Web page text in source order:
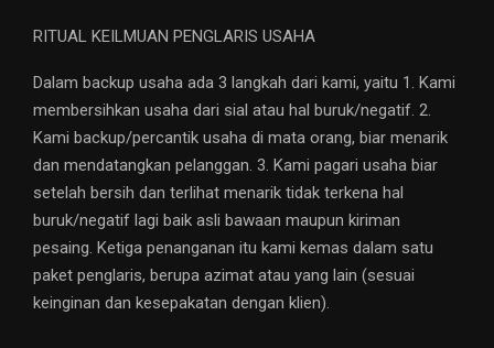
RITUAL KEILMUAN PENGLARIS USAHA
Dalam backup usaha ada 3 langkah dari kami, yaitu 1. Kami
membersihkan usaha dari sial atau hal buruk/negatif. 2.
Kami backup/percantik usaha di mata orang, biar menarik
dan mendatangkan pelanggan. 3. Kami pagari usaha biar
setelah bersih dan terlihat menarik tidak terkena hal
buruk/negatif lagi baik asli bawaan maupun kiriman
pesaing. Ketiga penanganan itu kami kemas dalam satu
paket penglaris, berupa azimat atau yang lain (sesuai
keinginan dan kesepakatan dengan klien).